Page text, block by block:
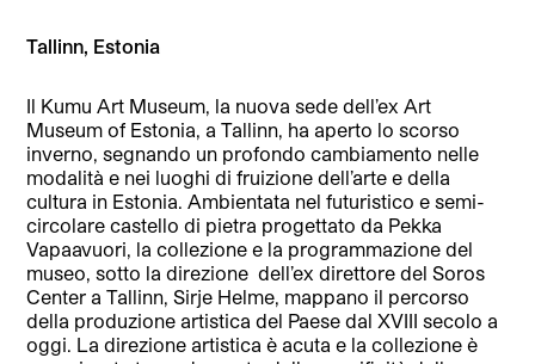
Tallinn, Estonia
Il Kumu Art Museum, la nuova sede dell’ex Art
Museum of Estonia, a Tallinn, ha aperto lo scorso
inverno, segnando un profondo cambiamento nelle
modalità e nei luoghi di fruizione dell’arte e della
cultura in Estonia. Ambientata nel futuristico e semi-
circolare castello di pietra progettato da Pekka
Vapaavuori, la collezione e la programmazione del
museo, sotto la direzione dell’ex direttore del Soros
Center a Tallinn, Sirje Helme, mappano il percorso
della produzione artistica del Paese dal XVIII secolo a
oggi. La direzione artistica è acuta e la collezione è